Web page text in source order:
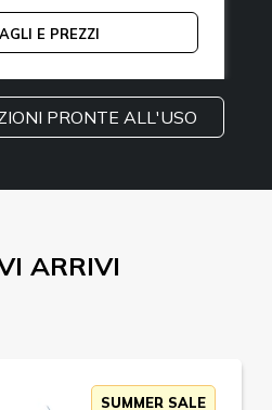
E PREZZI
PRONTE ALL'USO
ARRIVI
SUMMER SALE